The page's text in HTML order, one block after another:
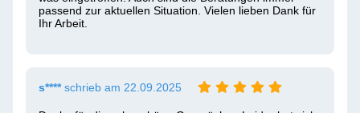
passend zur aktuellen Situation. Vielen lieben Dank für
Ihr Arbeit.
s****schrieb am 22.09.2025